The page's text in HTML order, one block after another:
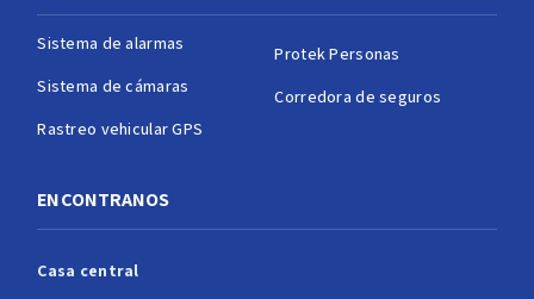
Sistema de alarmas
Sistema de cámaras
Rastreo vehicular GPS
Protek Personas
Corredora de seguros
ENCONTRANOS
Casa central